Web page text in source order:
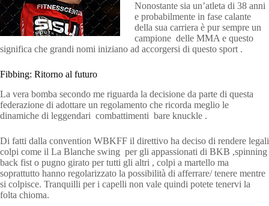
Nonostante sia un’atleta di 38 anni
e probabilmente in fase calante
della sua carriera è pur sempre un
campione delle MMA e questo
significa che grandi nomi iniziano ad accorgersi di questo sport .
Fibbing: Ritorno al futuro
La vera bomba secondo me riguarda la decisione da parte di questa
federazione di adottare un regolamento che ricorda meglio le
dinamiche di leggendari combattimenti bare knuckle .
Di fatti dalla convention WBKFF il direttivo ha deciso di rendere legali
colpi come il La Blanche swing per gli appassionati di BKB ,spinning
back fist o pugno girato per tutti gli altri , colpi a martello ma
soprattutto hanno regolarizzato la possibilità di afferrare/ tenere mentre
si colpisce. Tranquilli per i capelli non vale quindi potete tenervi la
folta chioma.